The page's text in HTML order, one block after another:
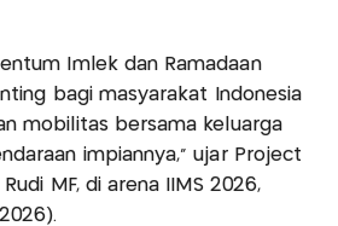
Imlek dan Ramadaan
bagi masyarakat Indonesia
mobilitas bersama keluarga
impiannya," ujar Project
MF, di arena IIMS 2026,